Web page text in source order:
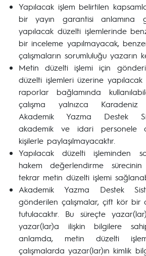
Yapılacak işlem belirtilen
bir yayın garantisi anlamına
yapılacak düzelti işlemlerinde
bir inceleme yapılmayacak,
çalışmaların sorumluluğu yazarın
Metin düzelti işlemi için
düzelti işlemleri üzerine
raporlar bağlamında
çalışma yalnızca Karadeniz
Akademik Yazma Destek
akademik ve idari personele
kişilerle paylaşılmayacaktır.
Yapılacak düzelti işleminden
hakem değerlendirme
tekrar metin düzelti işlemi
Akademik Yazma Destek
gönderilen çalışmalar, çift kör
tutulacaktır. Bu süreçte
yazar(lar)a ilişkin bilgilere
anlamda, metin düzelti
çalışmalarda yazar(lar)ın kimlik